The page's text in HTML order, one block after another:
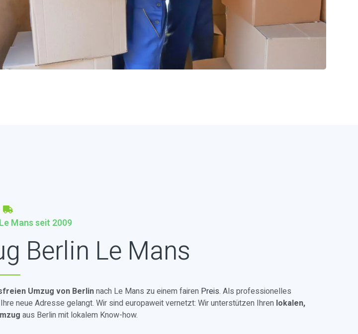
Mans seit 2009
Berlin Le Mans
Umzug von Berlinnach Le Mans zu einem fairen Preis. Als professionelles
neue Adresse gelangt. Wir sind europaweit vernetzt: Wir unterstützen Ihren lokalen,
aus Berlin mit lokalem Know-how.